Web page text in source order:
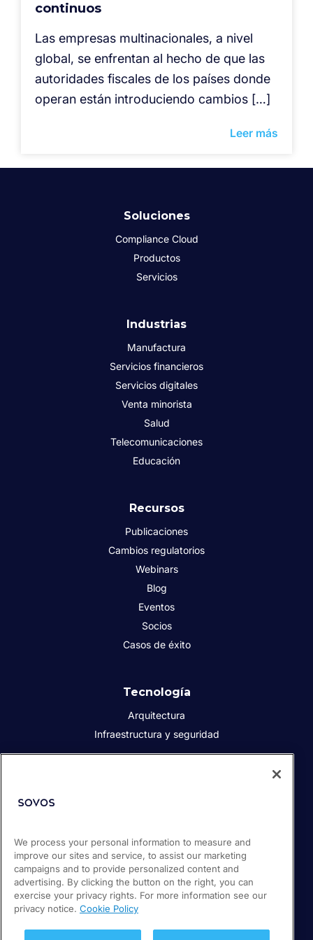
continuos
Las empresas multinacionales, a nivel
global, se enfrentan al hecho de que las
autoridades fiscales de los países donde
operan están introduciendo cambios […]
Leer más
Soluciones
Compliance Cloud
Productos
Servicios
Industrias
Manufactura
Servicios financieros
Servicios digitales
Venta minorista
Salud
Telecomunicaciones
Educación
Recursos
Publicaciones
Cambios regulatorios
Webinars
Blog
Eventos
Socios
Casos de éxito
Tecnología
Arquitectura
Infraestructura y seguridad
Prensa
Empleos
Soporte / Portal de clientes
We process your personal information to measure and
improve our sites and service, to assist our marketing
campaigns and to provide personalized content and
advertising. By clicking the button on the right, you can
exercise your privacy rights. For more information see our
privacy notice. Cookie Policy